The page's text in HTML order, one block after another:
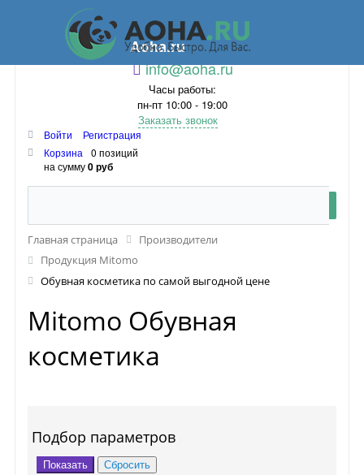
Aoha.ru
info@aoha.ru
Часы работы:
пн-пт 10:00 - 19:00
Заказать звонок
Войти
Регистрация
Корзина
0 позиций
на сумму0 руб
Главная страница
Производители
Продукция Mitomo
Обувная косметика по самой выгодной цене
Mitomo Обувная
косметика
Подбор параметров